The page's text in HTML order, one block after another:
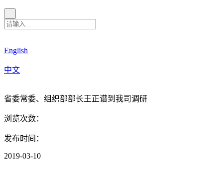
English
中文
省委常委、组织部部长王正谱到我司调研
浏览次数：
发布时间：
2019-03-10